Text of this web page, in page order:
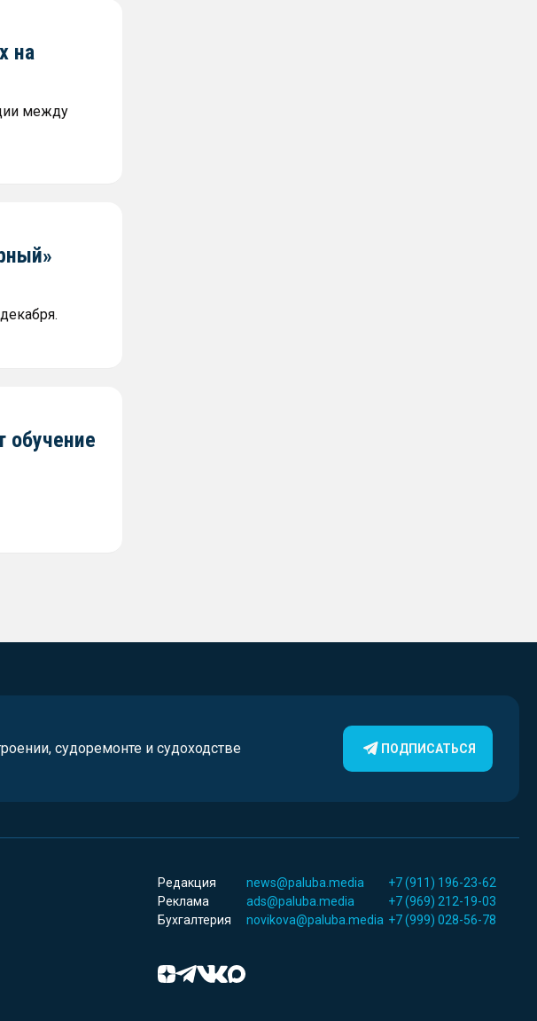
на
между
обучение
судоремонте и судоходстве ПОДПИСАТЬСЯ
Редакция news@paluba.media
+7 (911) 196-23-62
Реклама
ads@paluba.media
+7 (969) 212-19-03
Бухгалтерия
novikova@paluba.media +7 (999) 028-56-78